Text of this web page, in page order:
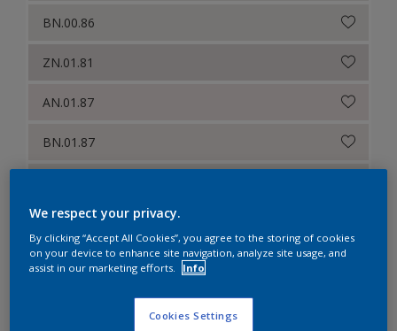
BN.00.86
ZN.01.81
AN.01.87
BN.01.87
CN.00.87
CN.01.85
We respect your privacy.
By clicking “Accept All Cookies”, you agree to the storing of cookies
on your device to enhance site navigation, analyze site usage, and
assist in our marketing efforts.
Info
Cookies Settings